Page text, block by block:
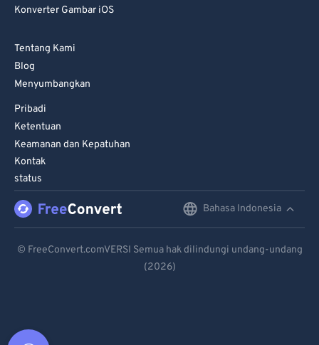
Konverter Gambar iOS
Tentang Kami
Blog
Menyumbangkan
Pribadi
Ketentuan
Keamanan dan Kepatuhan
Kontak
status
Bahasa Indonesia
Español
© FreeConvert.comVERSI Semua hak dilindungi undang-undang
(2026)